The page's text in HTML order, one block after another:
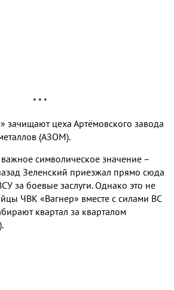
* * *
зачищают цеха Артёмовского завода
(АЗОМ).
символическое значение –
Зеленский приезжал прямо сюда
за боевые заслуги. Однако это не
ЧВК «Вагнер» вместе с силами ВС
квартал за кварталом